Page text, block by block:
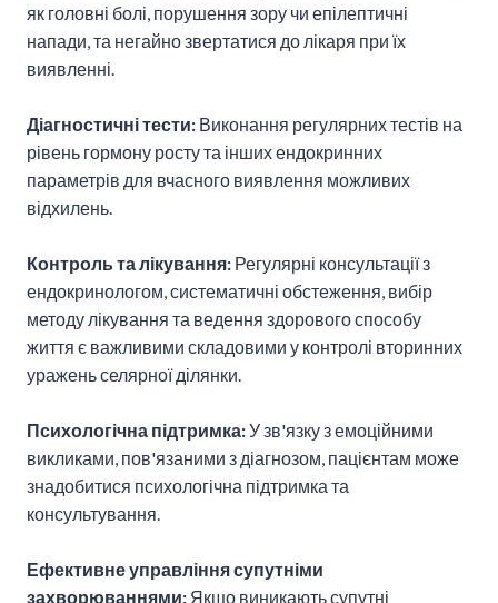
як головні болі, порушення зору чи епілептичні
напади, та негайно звертатися до лікаря при їх
виявленні.
Діагностичні тести: Виконання регулярних тестів на
рівень гормону росту та інших ендокринних
параметрів для вчасного виявлення можливих
відхилень.
Контроль та лікування: Регулярні консультації з
ендокринологом, систематичні обстеження, вибір
методу лікування та ведення здорового способу
життя є важливими складовими у контролі вторинних
уражень селярної ділянки.
Психологічна підтримка:У зв'язку з емоційними
викликами, пов'язаними з діагнозом, пацієнтам може
знадобитися психологічна підтримка та
консультування.
Ефективне управління супутніми
захворюваннями: Якщо виникають супутні